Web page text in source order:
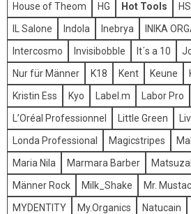
House of Theom
HG Hot Tools
IL Salone
Indola Inebrya INIKA
Intercosmo
Invisibobble It´s a 10
Nur für Männer
K18 Kent Keune
Kristin Ess
Kyo Label.m Labor Pro
L’Oréal Professionnel
Little Green
Londa Professional
Magicstripes
Maria Nila
Marmara Barber
Männer Rock
Milk_Shake Mr.
MYDENTITY
My.Organics Natucain